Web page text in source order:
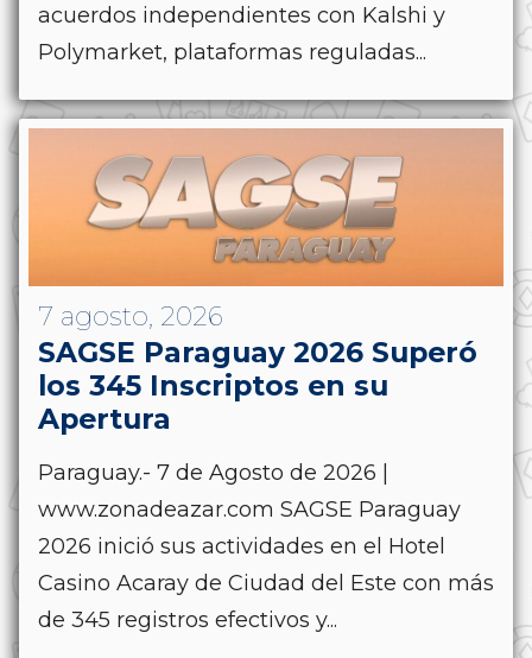
acuerdos independientes con Kalshi y
Polymarket, plataformas reguladas...
7 agosto, 2026
SAGSE Paraguay 2026 Superó
los 345 Inscriptos en su
Apertura
Paraguay.- 7 de Agosto de 2026 |
www.zonadeazar.com SAGSE Paraguay
2026 inició sus actividades en el Hotel
Casino Acaray de Ciudad del Este con más
de 345 registros efectivos y...